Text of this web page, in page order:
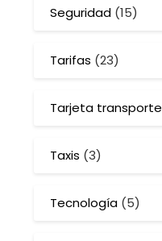
Seguridad (15)
Tarifas (23)
Tarjeta transporte
Taxis (3)
Tecnología (5)